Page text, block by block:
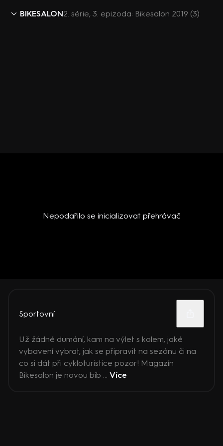
BIKESALON2. série, 3. epizoda: Bikesalon 2019 (3)
Nepodařilo se inicializovat přehrávač
Sportovní
Už žádné dumání, kam na výlet s kolem, jaké
vybavení vybrat, jak se připravit na sezónu či na
co si dát při cykloturistice pozor! Magazín
Bikesalon je novou bib ... Více